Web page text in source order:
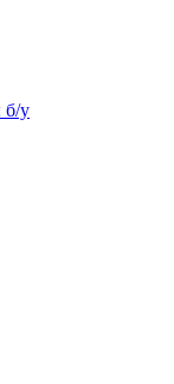
б/у